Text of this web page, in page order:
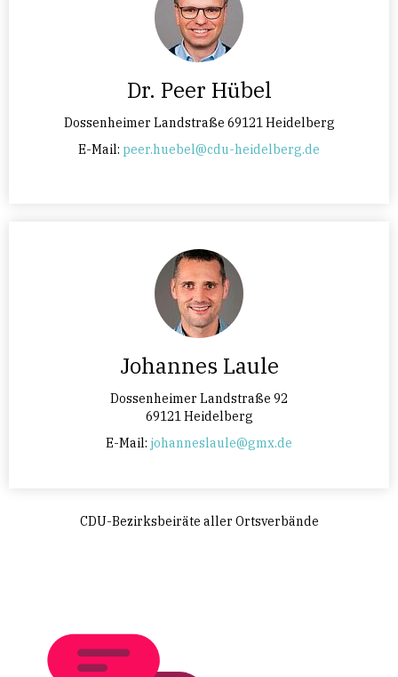
Dr. Peer Hübel
Dossenheimer Landstraße 69121 Heidelberg
E-Mail: peer.huebel@cdu-heidelberg.de
Johannes Laule
Dossenheimer Landstraße 92
69121 Heidelberg
E-Mail: johanneslaule@gmx.de
CDU-Bezirksbeiräte aller Ortsverbände